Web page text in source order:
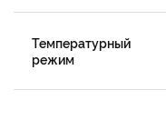
Температурный
режим